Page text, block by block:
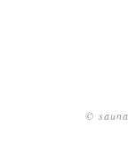
©